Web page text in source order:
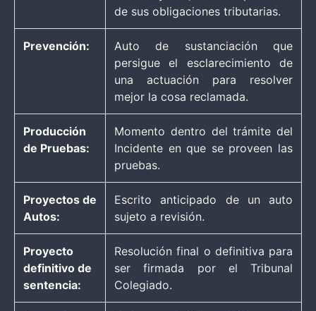
de sus obligaciones tributarias.
Prevención:
Auto de sustanciación que
persigue el esclarecimiento de
una actuación para resolver
mejor la cosa reclamada.
Producción
de Pruebas:
Momento dentro del trámite del
Incidente en que se proveen las
pruebas.
Proyectos de
Autos:
Escrito anticipado de un auto
sujeto a revisión.
Proyecto
definitivo de
sentencia:
Resolución final o definitiva para
ser firmada por el Tribunal
Colegiado.